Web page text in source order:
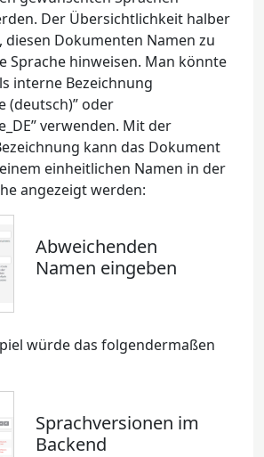
Der Übersichtlichkeit halber
diesen Dokumenten Namen zu
Sprache hinweisen. Man könnte
interne Bezeichnung
(deutsch)” oder
verwenden. Mit der
kann das Dokument
einheitlichen Namen in der
angezeigt werden:
Abweichenden
Namen eingeben
würde das folgendermaßen
Sprachversionen im
Backend